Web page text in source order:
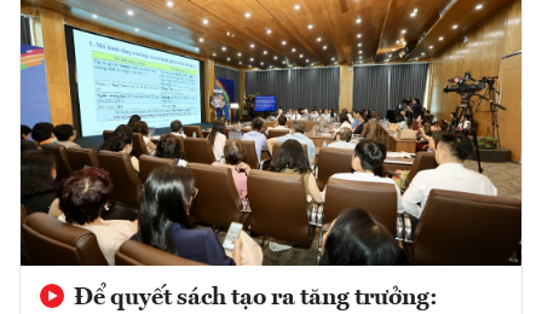
Để quyết sách tạo ra tăng trưởng: